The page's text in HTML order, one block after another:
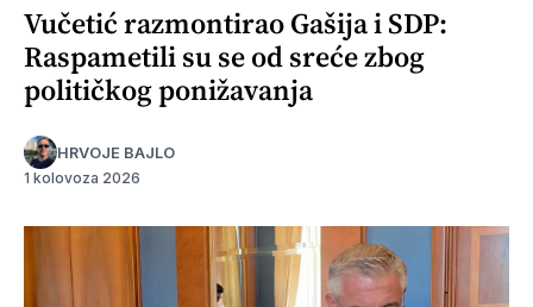
Vučetić razmontirao Gašija i SDP:
Raspametili su se od sreće zbog
političkog ponižavanja
HRVOJE BAJLO
1 kolovoza 2026